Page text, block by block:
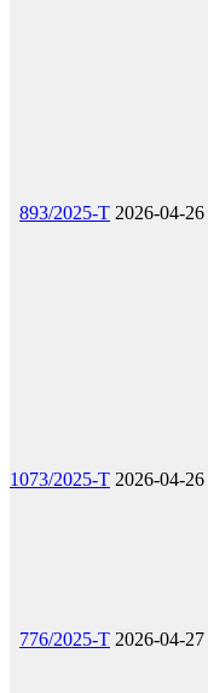
893/2025-T 2026-04-26
1073/2025-T 2026-04-26
776/2025-T 2026-04-27